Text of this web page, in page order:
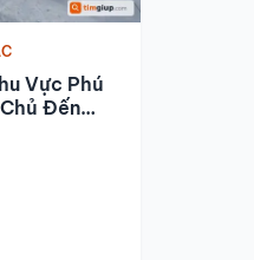
Vực Phú
Đến